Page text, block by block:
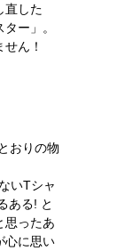
直した
ー」。
ん！
おりの物
いTシャ
ある! と
思ったあ
心に思い